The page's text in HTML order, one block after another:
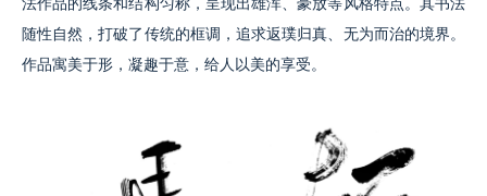
法作品的线条和结构匀称，呈现出雄浑、豪放等风格特点。其书法
随性自然，打破了传统的框调，追求返璞归真、无为而治的境界。
作品寓美于形，凝趣于意，给人以美的享受。